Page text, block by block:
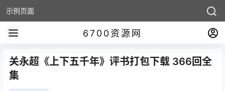
示例页面
6700资源网
关永超《上下五千年》评书打包下载 366回全
集